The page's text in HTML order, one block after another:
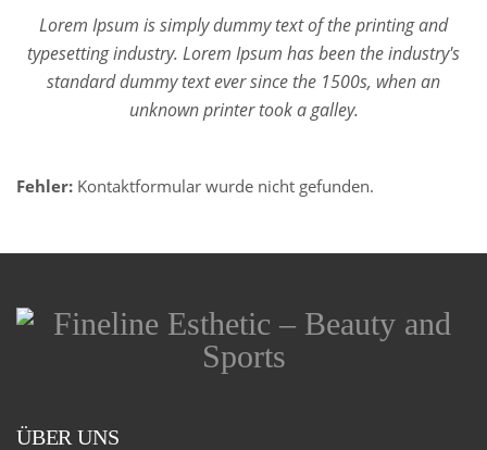
Lorem Ipsum is simply dummy text of the printing and
typesetting industry. Lorem Ipsum has been the industry's
standard dummy text ever since the 1500s, when an
unknown printer took a galley.
Fehler: Kontaktformular wurde nicht gefunden.
ÜBER UNS